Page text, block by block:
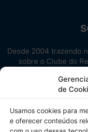
de
Usamos cookies para
e oferecer conteúdos
Desde 2004 trazendo
sobre o Clube do